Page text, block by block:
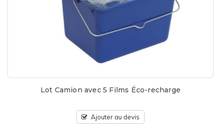
Lot Camion avec 5 Films Éco-recharge
Ajouter au devis